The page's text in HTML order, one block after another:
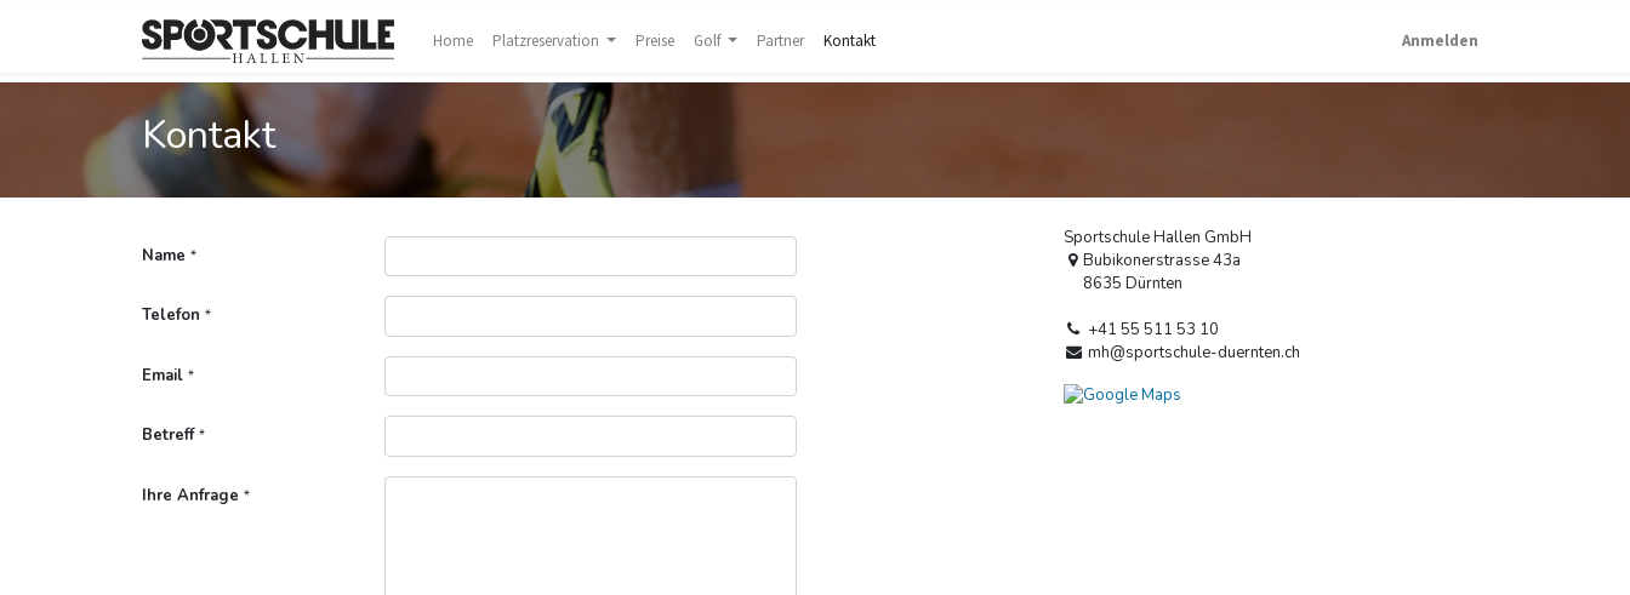
Home Platzreservation Preise Golf Partner Kontakt Anmelden
Kontakt
Name *
Telefon *
Email *
Betreff *
Ihre Anfrage *
Sportschule Hallen GmbH
Bubikonerstrasse 43a
8635 Dürnten
+41 55 511 53 10
mh@sportschule-duernten.ch